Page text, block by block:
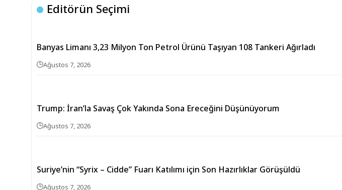
Editörün Seçimi
Banyas Limanı 3,23 Milyon Ton Petrol Ürünü Taşıyan 108 Tankeri Ağırladı
Ağustos 7, 2026
Trump: İran’la Savaş Çok Yakında Sona Ereceğini Düşünüyorum
Ağustos 7, 2026
Suriye’nin “Syrix – Cidde” Fuarı Katılımı için Son Hazırlıklar Görüşüldü
Ağustos 7, 2026